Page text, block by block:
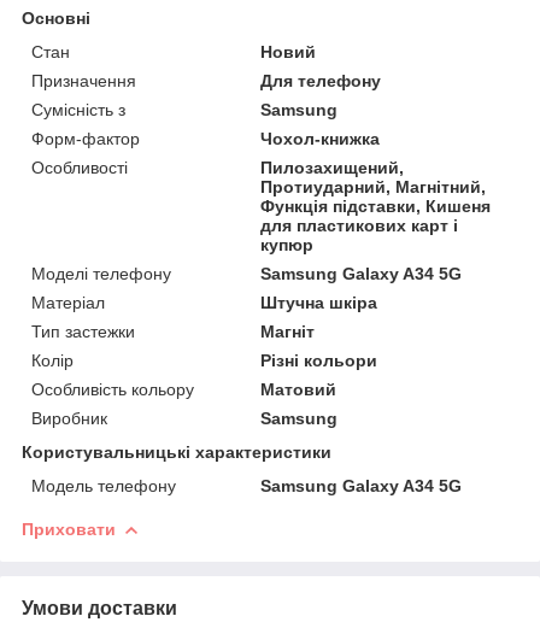
Основні
Стан
Новий
Призначення
Для телефону
Сумісність з
Samsung
Форм-фактор
Чохол-книжка
Особливості
Пилозахищений,
Протиударний, Магнітний,
Функція підставки, Кишеня
для пластикових карт і
купюр
Моделі телефону
Samsung Galaxy A34 5G
Матеріал
Штучна шкіра
Тип застежки
Магніт
Колір
Різні кольори
Особливість кольору
Матовий
Виробник
Samsung
Користувальницькі характеристики
Модель телефону
Samsung Galaxy A34 5G
Приховати
Умови доставки